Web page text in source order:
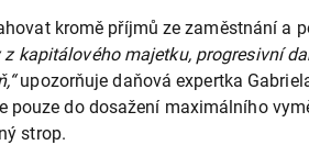
kromě příjmů ze zaměstnání
kapitálového majetku, progresivní
upozorňuje daňová expertka
do dosažení maximálního
strop.